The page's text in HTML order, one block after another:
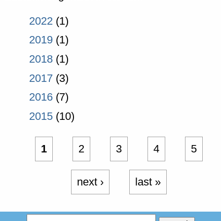
2022 (1)
2019(1)
2018(1)
2017(3)
2016(7)
2015(10)
1 2 3 4 5
next › last »